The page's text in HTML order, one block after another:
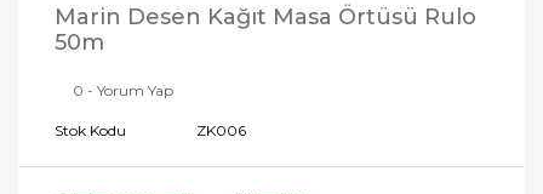
Marin Desen Kağıt Masa Örtüsü Rulo
50m
0 - Yorum Yap
Stok Kodu ZK006